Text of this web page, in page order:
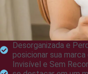
Desorganizada e
posicionar sua
Invisível e Sem